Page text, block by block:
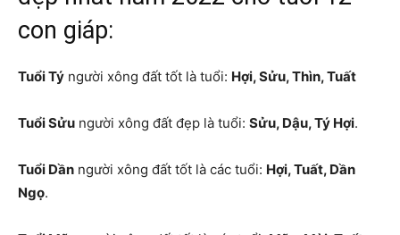
con giáp:
Tuổi Tý người xông đất tốt là tuổi: Hợi, Sửu, Thìn, Tuất
Tuổi Sửu người xông đất đẹp là tuổi: Sửu, Dậu, Tý Hợi.
Tuổi Dần người xông đất tốt là các tuổi: Hợi, Tuất, Dần
Ngọ.